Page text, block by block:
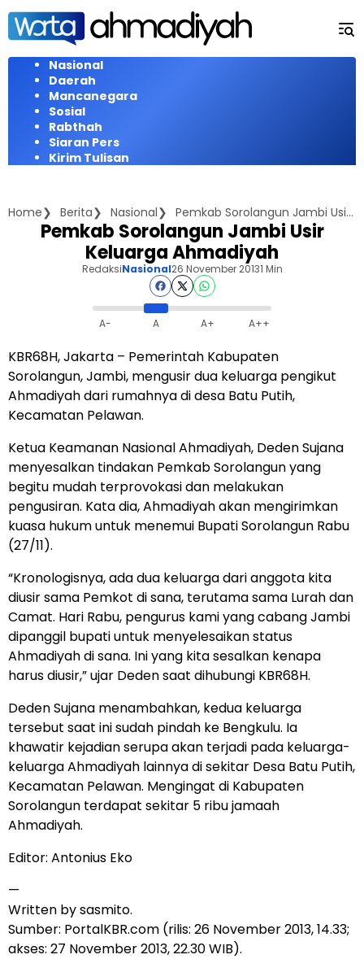
Langsung
konten
Nasional
Daerah
Mancanegara
Sosial
Rabthah
Siaran Pers
Kirim Tulisan
Home Berita Nasional Pemkab Sorolangun Jambi Usir Keluarga Ahmadiyah
Pemkab Sorolangun Jambi Usir
Keluarga Ahmadiyah
RedaksiNasional26 November 20131 Min
A- A A+ A++
KBR68H, Jakarta – Pemerintah Kabupaten
Sorolangun, Jambi, mengusir dua keluarga pengikut
Ahmadiyah dari rumahnya di desa Batu Putih,
Kecamatan Pelawan.
Ketua Keamanan Nasional Ahmadiyah, Deden Sujana
menyesalkan tindakan Pemkab Sorolangun yang
begitu mudah terprovokasi dan melakukan
pengusiran. Kata dia, Ahmadiyah akan mengirimkan
kuasa hukum untuk menemui Bupati Sorolangun Rabu
(27/11).
“Kronologisnya, ada dua keluarga dari anggota kita
diusir sama Pemkot di sana, terutama sama Lurah dan
Camat. Hari Rabu, pengurus kami yang cabang Jambi
dipanggil bupati untuk menyelesaikan status
Ahmadiyah di sana. Ini yang kita sesalkan kenapa
harus diusir,” ujar Deden saat dihubungi KBR68H.
Deden Sujana menambahkan, kedua keluarga
tersebut saat ini sudah pindah ke Bengkulu. Ia
khawatir kejadian serupa akan terjadi pada keluarga-
keluarga Ahmadiyah lainnya di sekitar Desa Batu Putih,
Kecamatan Pelawan. Mengingat di Kabupaten
Sorolangun terdapat sekitar 5 ribu jamaah
Ahmadiyah.
Editor: Antonius Eko
—
Written by sasmito.
Sumber: PortalKBR.com (rilis: 26 November 2013, 14.33;
akses: 27 November 2013, 22.30 WIB).